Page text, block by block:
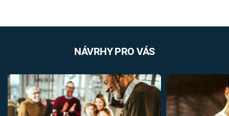
NÁVRHY PRO VÁS